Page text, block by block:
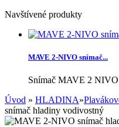
Navštívené produkty
MAVE 2-NIVO snímač...
Snímač MAVE 2 NIVO
Úvod » HLADINA»
snímač hladiny vodivostný